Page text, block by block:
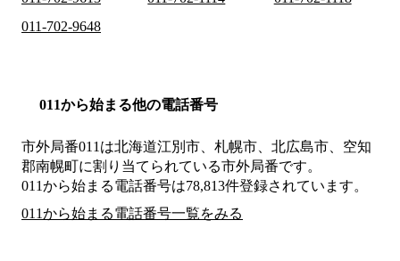
011-702-9648
011から始まる他の電話番号
市外局番011 は北海道江別市、札幌市、北広島市、空知
郡南幌町に割り当てられている市外局番です。
011から始まる電話番号は78,813件登録されています。
011から始まる電話番号一覧をみる